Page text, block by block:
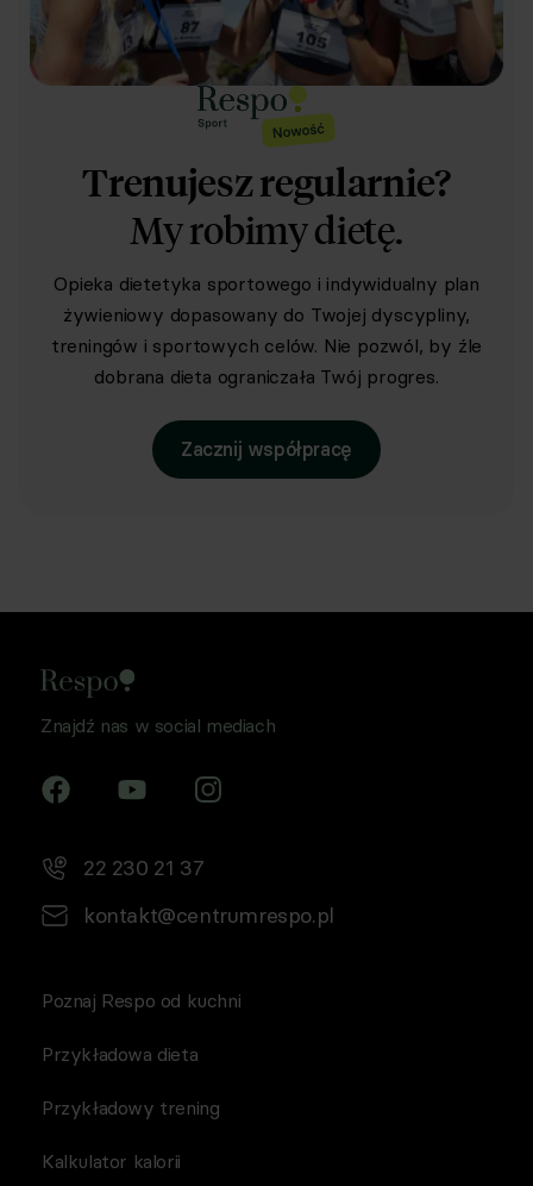
Trenujesz regularnie?
My robimy dietę.
Opieka dietetyka sportowego i indywidualny plan
żywieniowy dopasowany do Twojej dyscypliny,
treningów i sportowych celów. Nie pozwól, by źle
dobrana dieta ograniczała Twój progres.
Zacznij współpracę
Znajdź nas w social mediach
22 230 21 37
kontakt@centrumrespo.pl
Poznaj Respo od kuchni
Przykładowa dieta
Przykładowy trening
Kalkulator kalorii